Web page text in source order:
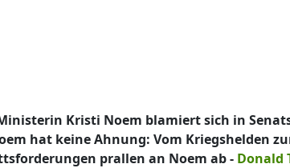
Kristi Noem blamiert sich in
hat keine Ahnung: Vom Kriegshelden
prallen an Noem ab - Donald